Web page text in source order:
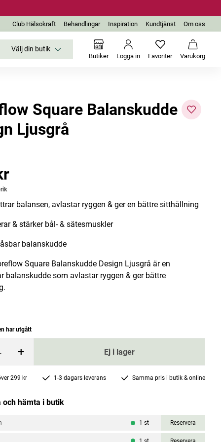
Club Hälsokraft Behandlingar Inspiration Kundtjänst Om oss
Välj din butik
Butiker Logga in FavoriterInga favoriter
Varukorg
Lägg i varukorgen
Square Balanskudde
Ljusgrå
balansen, avlastar ryggen & ger en bättre sitthållning
& stärker bål- & sätesmuskler
balanskudde
Square Balanskudde Design Ljusgrå är en
balanskudde som avlastar ryggen & ger bättre
har utgått
+ Ej i lager
299 kr 1-3 dagars leverans Samma pris i butik & online
och hämta i butik
1 st Reservera